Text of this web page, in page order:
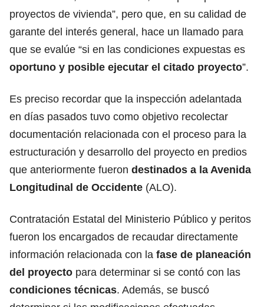
proyectos de vivienda”, pero que, en su calidad de
garante del interés general, hace un llamado para
que se evalúe “si en las condiciones expuestas es
oportuno y posible ejecutar el citado proyecto”.
Es preciso recordar que la inspección adelantada
en días pasados tuvo como objetivo recolectar
documentación relacionada con el proceso para la
estructuración y desarrollo del proyecto en predios
que anteriormente fueron destinados a la Avenida
Longitudinal de Occidente (ALO).
Contratación Estatal del Ministerio Público y peritos
fueron los encargados de recaudar directamente
información relacionada con la fase de planeación
del proyecto para determinar si se contó con las
condiciones técnicas. Además, se buscó